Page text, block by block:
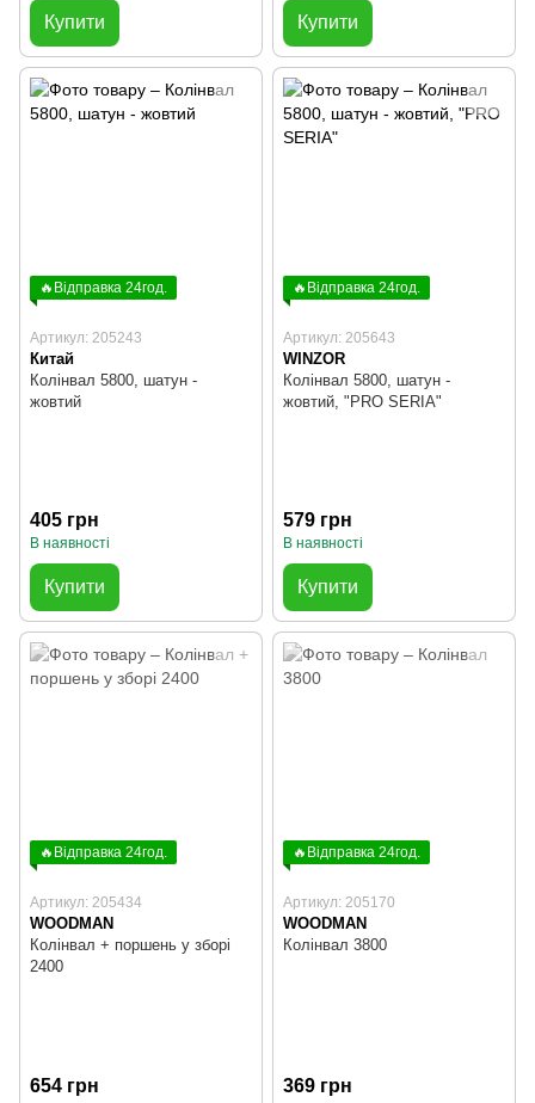
Купити Купити
🔥Відправка 24год.
Артикул: 205243
Китай
Колінвал 5800, шатун -
жовтий
405 грн
В наявності
Купити
🔥Відправка 24год.
Артикул: 205643
WINZOR
Колінвал 5800, шатун -
жовтий, "PRO SERIA"
579 грн
В наявності
Купити
🔥Відправка 24год.
Артикул: 205434
WOODMAN
Колінвал + поршень у зборі
2400
654 грн
🔥Відправка 24год.
Артикул: 205170
WOODMAN
Колінвал 3800
369 грн